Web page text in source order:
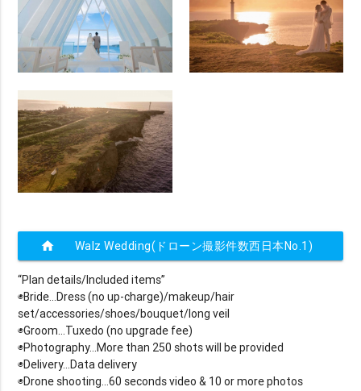
home Walz Wedding(ドローン撮影件数西日本No.1)
“Plan details/Included items”
◉Bride...Dress (no up-charge)/makeup/hair
set/accessories/shoes/bouquet/long veil
◉Groom...Tuxedo (no upgrade fee)
​◉Photography...More than 250 shots will be provided
◉Delivery...Data delivery
◉Drone shooting...60 seconds video & 10 or more photos